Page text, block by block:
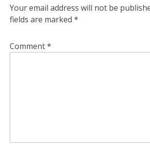
Your email address will not be
fields are marked *
Comment*